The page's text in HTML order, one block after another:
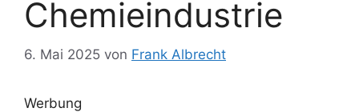
Chemieindustrie
6. Mai 2025 von Frank Albrecht
Werbung